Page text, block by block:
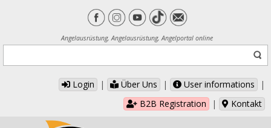
Angelausrüstung, Angelausrüstung, Angelportal online
Login | Über Uns | User informations
|
B2B Registration
| Kontakt